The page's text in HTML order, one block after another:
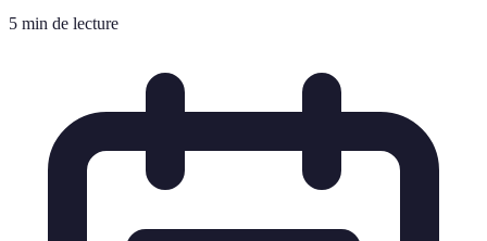
5 min de lecture